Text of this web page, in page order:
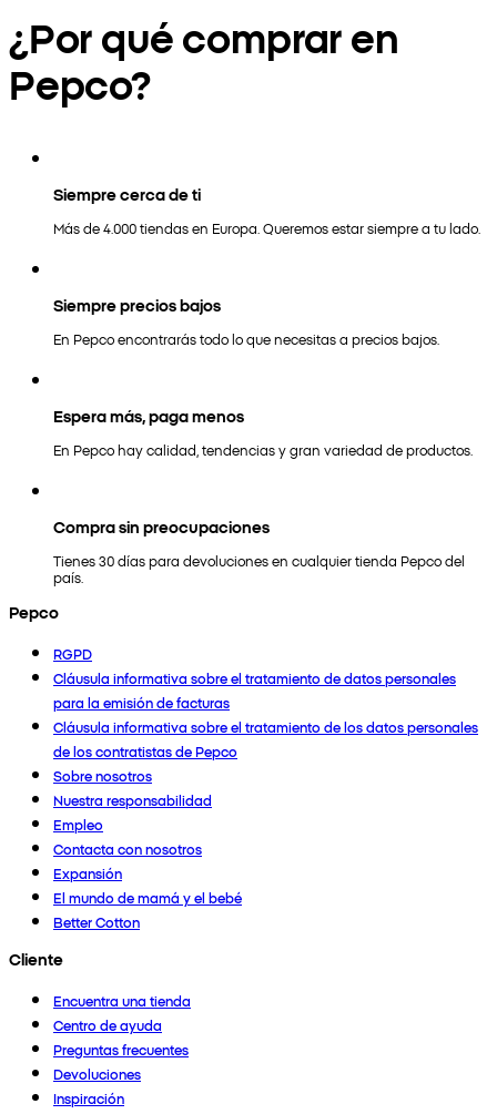
¿Por qué comprar en
Pepco?
Siempre cerca de ti
Más de 4.000 tiendas en Europa. Queremos estar siempre a tu lado.
Siempre precios bajos
En Pepco encontrarás todo lo que necesitas a precios bajos.
Espera más, paga menos
En Pepco hay calidad, tendencias y gran variedad de productos.
Compra sin preocupaciones
Tienes 30 días para devoluciones en cualquier tienda Pepco del
país.
Pepco
RGPD
Cláusula informativa sobre el tratamiento de datos personales
para la emisión de facturas
Cláusula informativa sobre el tratamiento de los datos personales
de los contratistas de Pepco
Sobre nosotros
Nuestra responsabilidad
Empleo
Contacta con nosotros
Expansión
El mundo de mamá y el bebé
Better Cotton
Cliente
Encuentra una tienda
Centro de ayuda
Preguntas frecuentes
Devoluciones
Inspiración